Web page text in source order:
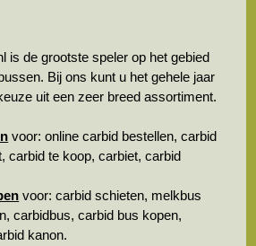
is de grootste speler op het gebied
Bij ons kunt u het gehele jaar
uit een zeer breed assortiment.
voor: online carbid bestellen, carbid
carbid te koop, carbiet, carbid
voor: carbid schieten, melkbus
carbidbus, carbid bus kopen,
kanon.